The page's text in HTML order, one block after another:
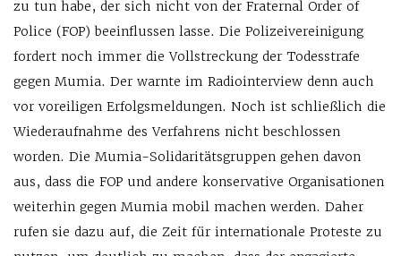
zu tun habe, der sich nicht von der Fraternal Order of
Police (FOP) beeinflussen lasse. Die Polizeivereinigung
fordert noch immer die Vollstreckung der Todesstrafe
gegen Mumia. Der warnte im Radiointerview denn auch
vor voreiligen Erfolgsmeldungen. Noch ist schließlich die
Wiederaufnahme des Verfahrens nicht beschlossen
worden. Die Mumia-Solidaritätsgruppen gehen davon
aus, dass die FOP und andere konservative Organisationen
weiterhin gegen Mumia mobil machen werden. Daher
rufen sie dazu auf, die Zeit für internationale Proteste zu